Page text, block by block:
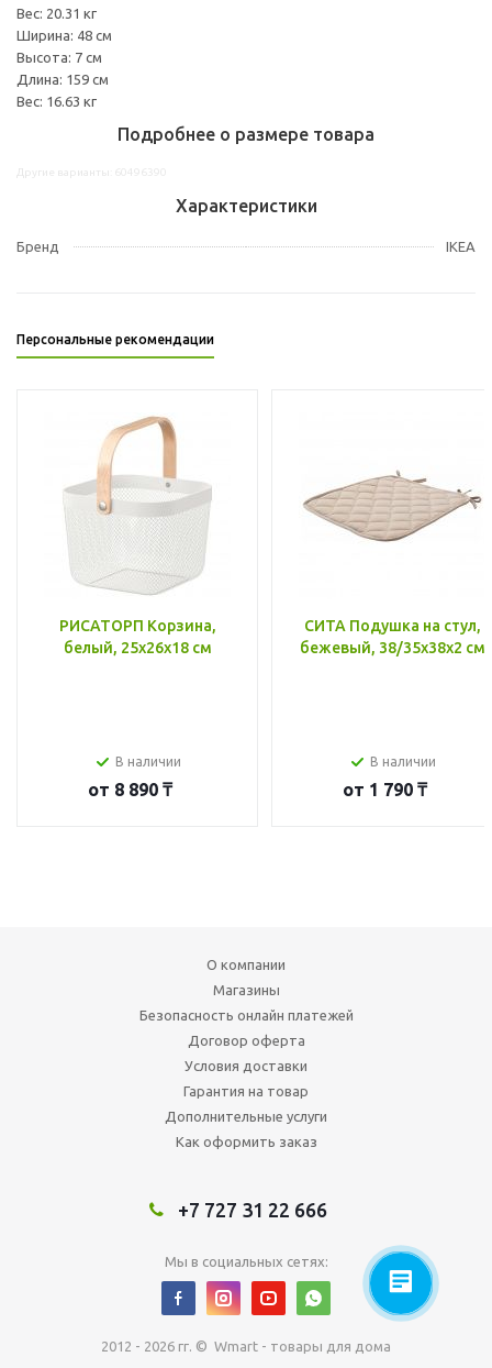
Вес: 20.31 кг
Ширина: 48 см
Высота: 7 см
Длина: 159 см
Вес: 16.63 кг
Подробнее о размере товара
Характеристики
Бренд IKEA
Персональные рекомендации
РИСАТОРП Корзина,
белый, 25x26x18 см
В наличии
от 8 890 ₸
СИТА Подушка на стул,
бежевый, 38/35x38x2 см
В наличии
от 1 790 ₸
О компании
Магазины
Безопасность онлайн платежей
Договор оферта
Условия доставки
Гарантия на товар
Дополнительные услуги
Как оформить заказ
+7 727 31 22 666
Мы в социальных сетях:
2012 - 2026 гг. © Wmart - товары для дома